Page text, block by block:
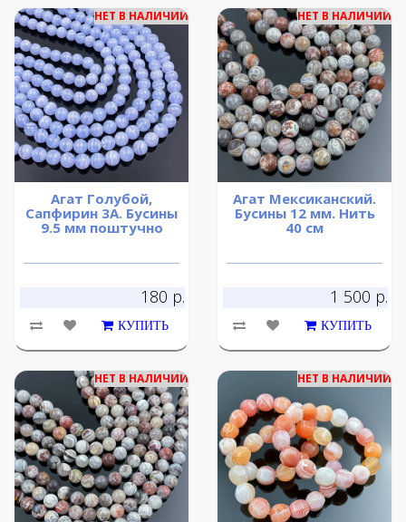
НЕТ В НАЛИЧИИ
Агат Голубой,
Сапфирин 3A. Бусины
9.5 мм поштучно
180 р.
КУПИТЬ
НЕТ В НАЛИЧИИ
Агат Мексиканский.
Бусины 12 мм. Нить
40 см
1 500 р.
КУПИТЬ
НЕТ В НАЛИЧИИ НЕТ В НАЛИЧИИ